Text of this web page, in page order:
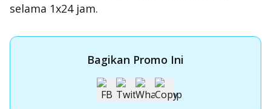
selama 1x24 jam.
Bagikan Promo Ini